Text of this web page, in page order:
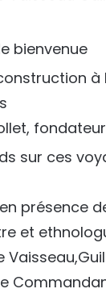
bienvenue
à
fondateur
sur ces
présence
et